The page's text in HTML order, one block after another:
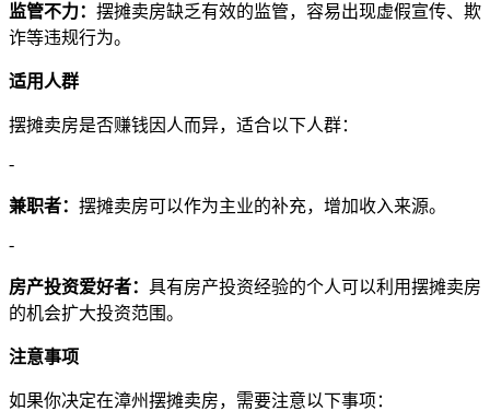
监管不力： 摆摊卖房缺乏有效的监管，容易出现虚假宣传、欺
诈等违规行为。
适用人群
摆摊卖房是否赚钱因人而异，适合以下人群：
-
兼职者： 摆摊卖房可以作为主业的补充，增加收入来源。
-
房产投资爱好者： 具有房产投资经验的个人可以利用摆摊卖房
的机会扩大投资范围。
注意事项
如果你决定在漳州摆摊卖房，需要注意以下事项：